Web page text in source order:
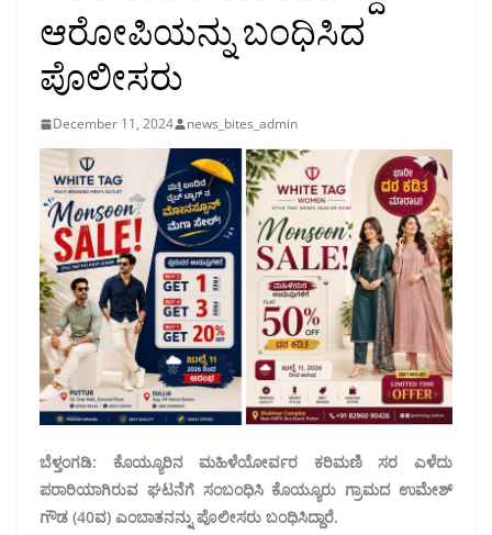
ಆರೋಪಿಯನ್ನು ಬಂಧಿಸಿದ
ಪೊಲೀಸರು
December 11, 2024 news_bites_admin
ಬೆಳ್ತಂಗಡಿ: ಕೊಯ್ಯೂರಿನ ಮಹಿಳೆಯೋರ್ವರ ಕರಿಮಣಿ ಸರ ಎಳೆದು
ಪರಾರಿಯಾಗಿರುವ ಘಟನೆಗೆ ಸಂಬಂಧಿಸಿ ಕೊಯ್ಯೂರು ಗ್ರಾಮದ ಉಮೇಶ್‌
ಗೌಡ (40ವ) ಎಂಬಾತನನ್ನು ಪೊಲೀಸರು ಬಂಧಿಸಿದ್ದಾರೆ.